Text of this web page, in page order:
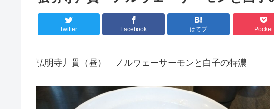
Twitter Facebook はてブ Pocket
弘明寺丿貫（昼） ノルウェーサーモンと白子の特濃